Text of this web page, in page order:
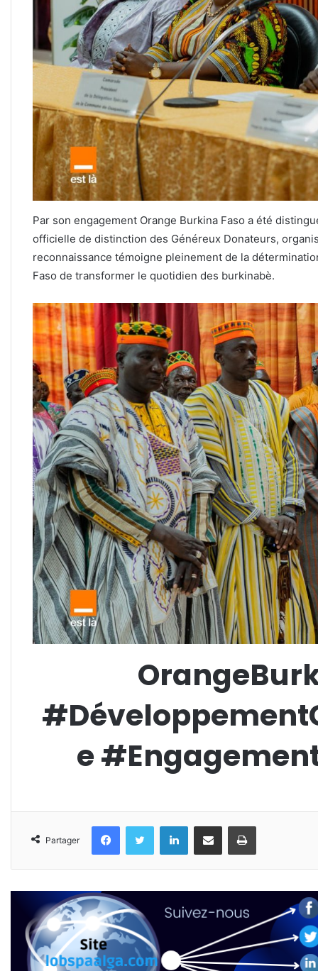
Par son engagement Orange Burkina Faso a été
officielle de distinction des Généreux Donateurs,
reconnaissance témoigne pleinement de la
Faso de transformer le quotidien des burkinabè.
e
Partager
FacebookTwitter LinkedinPartager par email Imprimer